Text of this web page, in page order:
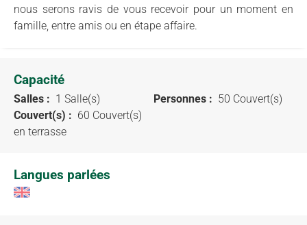
nous serons ravis de vous recevoir pour un moment en
famille, entre amis ou en étape affaire.
Capacité
Salles : 1 Salle(s) Personnes : 50 Couvert(s)
Couvert(s) : 60 Couvert(s)
en terrasse
Langues parlées